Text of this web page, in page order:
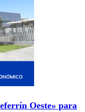
Oeste» para